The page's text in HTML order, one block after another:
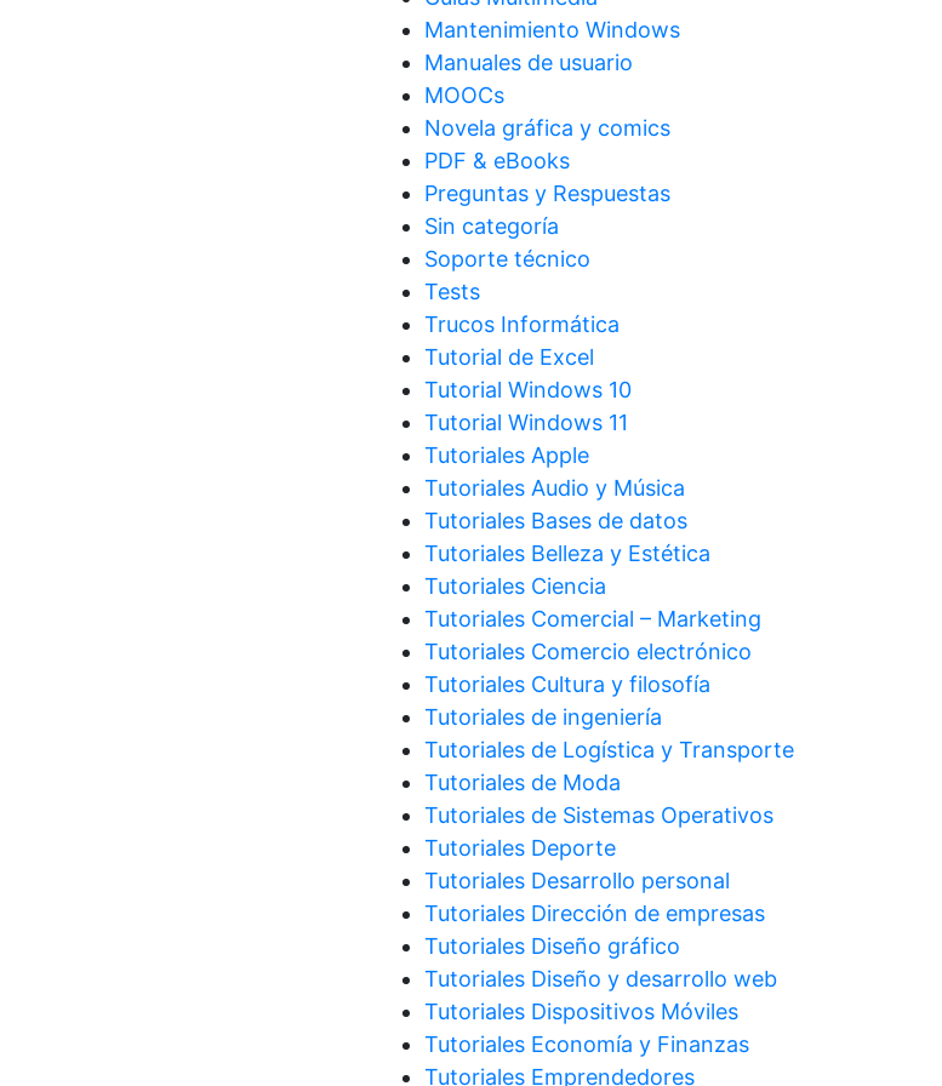
Mantenimiento Windows
Manuales de usuario
MOOCs
Novela gráfica y comics
PDF & eBooks
Preguntas y Respuestas
Sin categoría
Soporte técnico
Tests
Trucos Informática
Tutorial de Excel
Tutorial Windows 10
Tutorial Windows 11
Tutoriales Apple
Tutoriales Audio y Música
Tutoriales Bases de datos
Tutoriales Belleza y Estética
Tutoriales Ciencia
Tutoriales Comercial – Marketing
Tutoriales Comercio electrónico
Tutoriales Cultura y filosofía
Tutoriales de ingeniería
Tutoriales de Logística y Transporte
Tutoriales de Moda
Tutoriales de Sistemas Operativos
Tutoriales Deporte
Tutoriales Desarrollo personal
Tutoriales Dirección de empresas
Tutoriales Diseño gráfico
Tutoriales Diseño y desarrollo web
Tutoriales Dispositivos Móviles
Tutoriales Economía y Finanzas
Tutoriales Emprendedores